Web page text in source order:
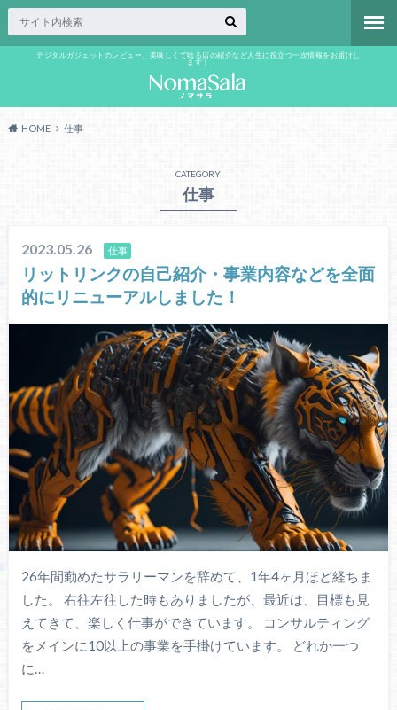
デジタルガジェットのレビュー、美味しくて唸る店の紹介など人生に役立つ一次情報をお届けし
ます！
HOME 仕事
CATEGORY
仕事
2023.05.26 仕事
リットリンクの自己紹介・事業内容などを全面
的にリニューアルしました！
26年間勤めたサラリーマンを辞めて、1年4ヶ月ほど経ちま
した。 右往左往した時もありましたが、最近は、目標も見
えてきて、楽しく仕事ができています。 コンサルティング
をメインに10以上の事業を手掛けています。 どれか一つ
に…